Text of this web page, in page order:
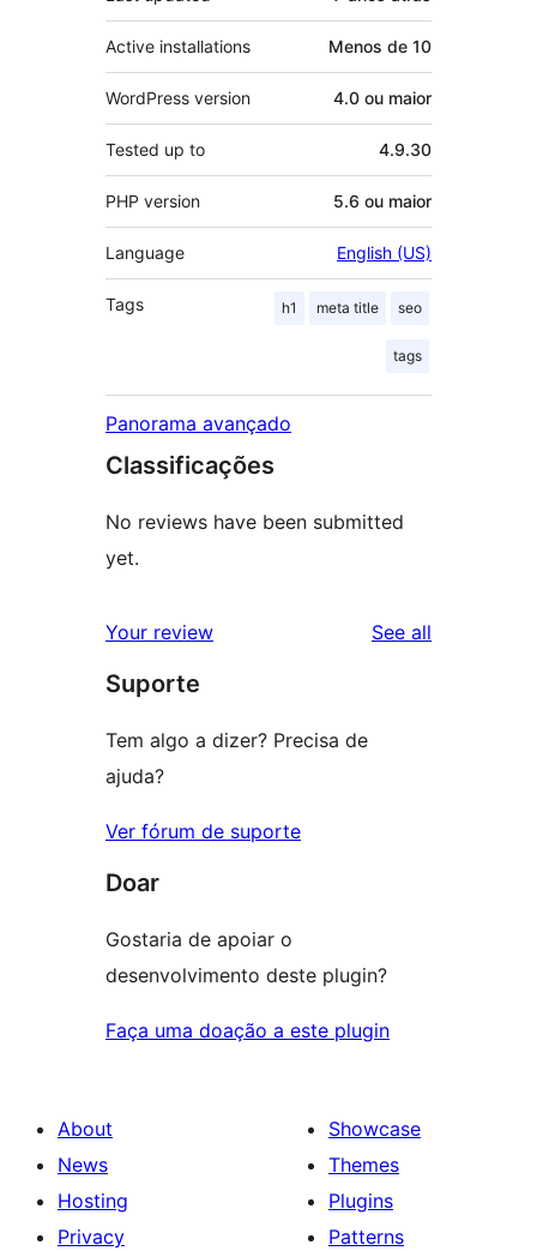
Active installations Menos de 10
WordPress version 4.0 ou maior
Tested up to 4.9.30
PHP version 5.6 ou maior
Language English (US)
Tags h1 meta title seo
tags
Panorama avançado
Classificações
No reviews have been submitted
yet.
Your review See all
Suporte
Tem algo a dizer? Precisa de
ajuda?
Ver fórum de suporte
Doar
Gostaria de apoiar o
desenvolvimento deste plugin?
Faça uma doação a este plugin
About
News
Hosting
Privacy
Showcase
Themes
Plugins
Patterns